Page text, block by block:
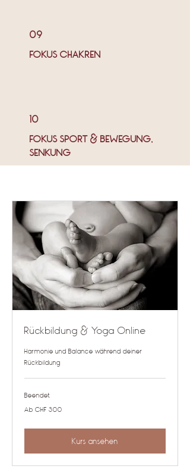
09
FOKUS CHAKREN
10
FOKUS SPORT & BEWEGUNG,
SENKUNG
Rückbildung & Yoga Online
Harmonie und Balance während deiner
Rückbildung
Beendet
Ab
300
Ab CHF 300
Kurs ansehen